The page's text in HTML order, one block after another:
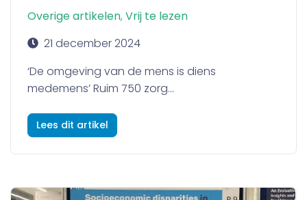
Overige artikelen, Vrij te lezen
21 december 2024
‘De omgeving van de mens is diens
medemens’ Ruim 750 zorg...
Lees dit artikel